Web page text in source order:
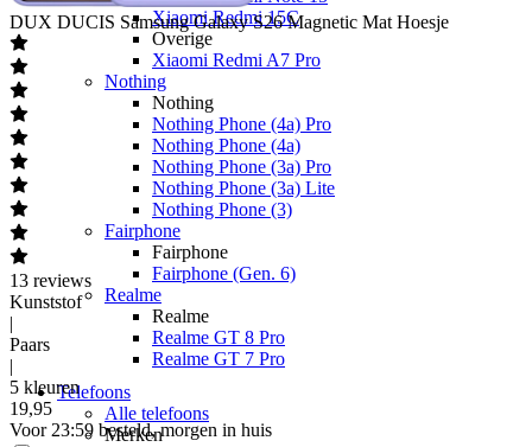
Xiaomi Redmi 15C
Overige
Xiaomi Redmi A7 Pro
Nothing
Nothing
Nothing Phone (4a) Pro
Nothing Phone (4a)
Nothing Phone (3a) Pro
Nothing Phone (3a) Lite
Nothing Phone (3)
Fairphone
Fairphone
Fairphone (Gen. 6)
Realme
Realme
Realme GT 8 Pro
Realme GT 7 Pro
Telefoons
Alle telefoons
Merken
DUX DUCIS Samsung Galaxy S26 Magnetic Mat Hoesje
13 reviews
Kunststof
|
Paars
|
5 kleuren
19,95
Voor 23:59 besteld, morgen in huis